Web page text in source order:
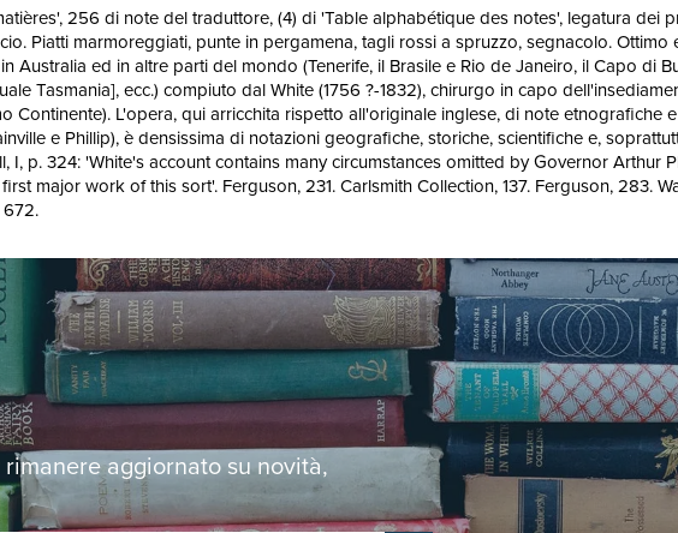
256 di note del traduttore, (4) di 'Table alphabétique des notes', legatura
Piatti marmoreggiati, punte in pergamena, tagli rossi a spruzzo, segnacolo.
Australia ed in altre parti del mondo (Tenerife, il Brasile e Rio de Janeiro, il Capo di
Tasmania], ecc.) compiuto dal White (1756 ?-1832), chirurgo in capo
Continente). L'opera, qui arricchita rispetto all'originale inglese, di note
e Phillip), è densissima di notazioni geografiche, storiche, scientifiche e,
I, p. 324: 'White's account contains many circumstances omitted by Governor
major work of this sort'. Ferguson, 231. Carlsmith Collection, 137. Ferguson, 283.
672.
aggiornato su novità,